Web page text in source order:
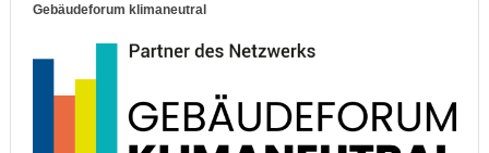
Gebäudeforum klimaneutral